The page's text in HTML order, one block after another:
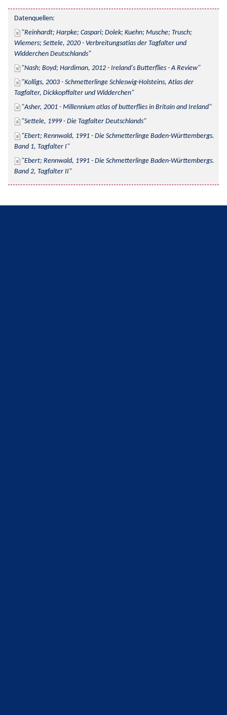
Datenquellen:
Reinhardt; Harpke; Caspari; Dolek; Kuehn; Musche; Trusch;
Wiemers; Settele, 2020 - Verbreitungsatlas der Tagfalter und
Widderchen Deutschlands
Nash; Boyd; Hardiman, 2012 - Ireland's Butterflies - A Review
Kolligs, 2003 - Schmetterlinge Schleswig-Holsteins, Atlas der
Tagfalter, Dickkopffalter und Widderchen
Asher, 2001 - Millennium atlas of butterflies in Britain and Ireland
Settele, 1999 - Die Tagfalter Deutschlands
Ebert; Rennwald, 1991 - Die Schmetterlinge Baden-Württembergs.
Band 1, Tagfalter I
Ebert; Rennwald, 1991 - Die Schmetterlinge Baden-Württembergs.
Band 2, Tagfalter II